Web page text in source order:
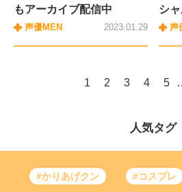
もアーカイブ配信中
声優MEN 2023.01.29
シ
声
1 2 3 4 5
人気タグ
#かりあげクン #コスプレ